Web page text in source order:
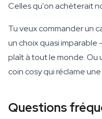
Celles qu'on achèterait
Tu veux commander un
un choix quasi
plaît à tout le monde. Ou
coin cosy qui réclame
Questions